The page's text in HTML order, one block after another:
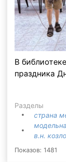
В
праздника
Разделы
страна
в.н.
Показов: 1481